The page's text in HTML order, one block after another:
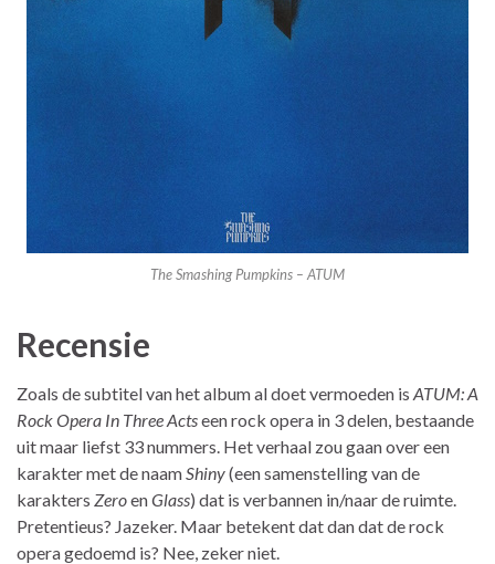
The Smashing Pumpkins – ATUM
Recensie
Zoals de subtitel van het album al doet vermoeden is ATUM: A
Rock Opera In Three Actseen rock opera in 3 delen, bestaande
uit maar liefst 33 nummers. Het verhaal zou gaan over een
karakter met de naam Shiny(een samenstelling van de
karakters ZeroenGlass) dat is verbannen in/naar de ruimte.
Pretentieus? Jazeker. Maar betekent dat dan dat de rock
opera gedoemd is? Nee, zeker niet.